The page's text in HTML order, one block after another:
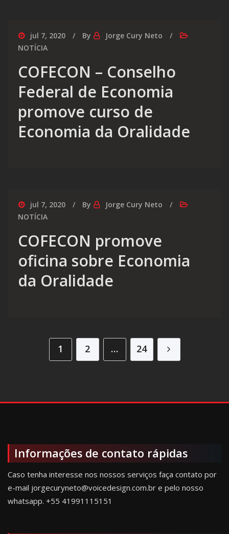
jul 7, 2020 By
Jorge Cury Neto
NOTÍCIA
COFECON – Conselho
Federal de Economia
promove curso de
Economia da Oralidade
jul 7, 2020 By
Jorge Cury Neto
NOTÍCIA
COFECON promove
oficina sobre Economia
da Oralidade
Paginação de posts
1 2 … 24
Informações de contato rápidas
Caso tenha interesse nos nossos serviços faça contato por
e-mail jorgecuryneto@voicedesign.com.br e pelo nosso
whatsapp. +55 41991115151